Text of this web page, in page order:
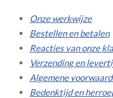
Onze werkwijze
Bestellen en betalen
Reacties van onze
Verzending en
Algemene
Bedenktijd en